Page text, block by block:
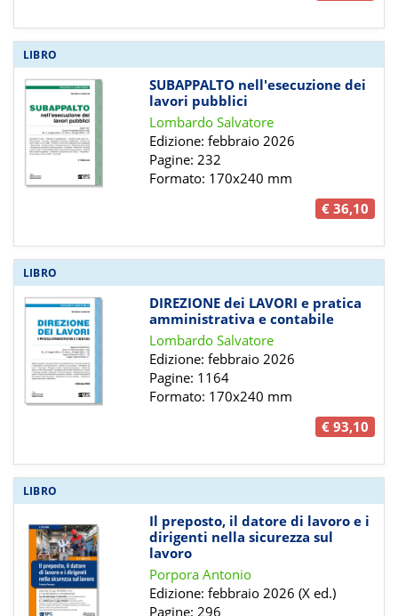
LIBRO
SUBAPPALTO nell'esecuzione dei
lavori pubblici
Lombardo Salvatore
Edizione: febbraio 2026
Pagine: 232
Formato: 170x240 mm
€ 36,10
LIBRO
DIREZIONE dei LAVORI e pratica
amministrativa e contabile
Lombardo Salvatore
Edizione: febbraio 2026
Pagine: 1164
Formato: 170x240 mm
€ 93,10
LIBRO
Il preposto, il datore di lavoro e i
dirigenti nella sicurezza sul
lavoro
Porpora Antonio
Edizione: febbraio 2026 (X ed.)
Pagine: 296